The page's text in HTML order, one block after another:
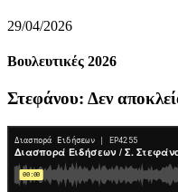
29/04/2026
Βουλευτικές 2026
Στεφάνου: Δεν